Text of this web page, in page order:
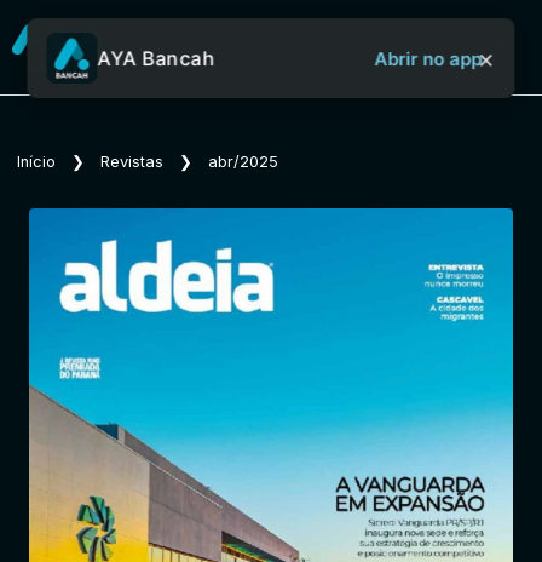
Sobre o Aya Bancah
Jornais
Notícias
AYA Bancah Abrir no app×
Início ❯ Revistas ❯ abr/2025